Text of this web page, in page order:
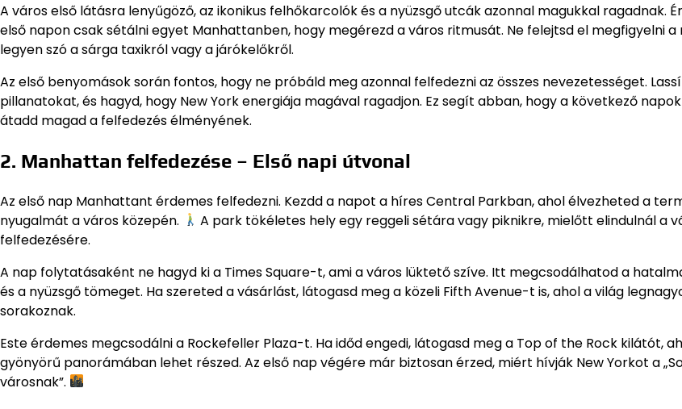
A város első látásra lenyűgöző, az ikonikus felhőkarcolók és a nyüzsgő utcák azonnal magukkal ragadnak.
első napon csak sétálni egyet Manhattanben, hogy megérezd a város ritmusát. Ne felejtsd el megfigyelni
legyen szó a sárga taxikról vagy a járókelőkről.
Az első benyomások során fontos, hogy ne próbáld meg azonnal felfedezni az összes nevezetességet.
pillanatokat, és hagyd, hogy New York energiája magával ragadjon. Ez segít abban, hogy a következő
átadd magad a felfedezés élményének.
2. Manhattan felfedezése – Első napi útvonal
Az első nap Manhattant érdemes felfedezni. Kezdd a napot a híres Central Parkban, ahol élvezheted a
nyugalmát a város közepén.
A park tökéletes hely egy reggeli sétára vagy piknikre, mielőtt elindulnál a
felfedezésére.
A nap folytatásaként ne hagyd ki a Times Square-t, ami a város lüktető szíve. Itt megcsodálhatod a
és a nyüzsgő tömeget. Ha szereted a vásárlást, látogasd meg a közeli Fifth Avenue-t is, ahol a világ
sorakoznak.
Este érdemes megcsodálni a Rockefeller Plaza-t. Ha időd engedi, látogasd meg a Top of the Rock kilátót,
gyönyörű panorámában lehet részed. Az első nap végére már biztosan érzed, miért hívják New Yorkot a
városnak”.